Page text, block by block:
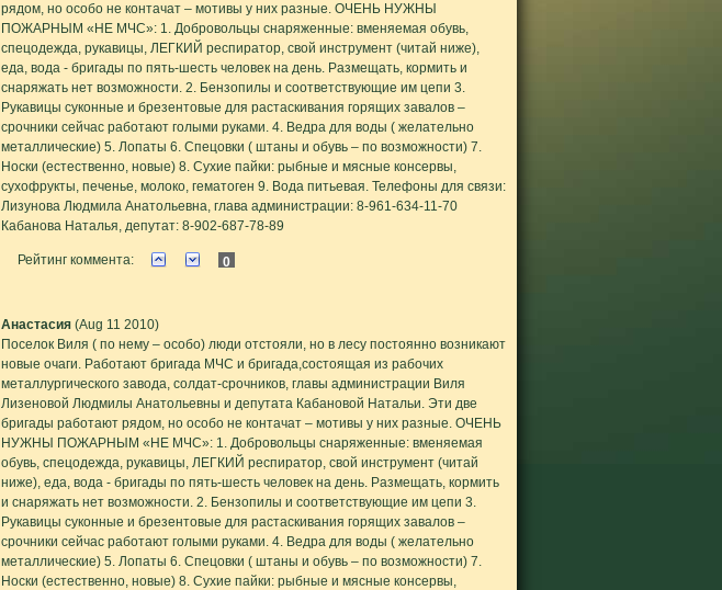
рядом, но особо не контачат – мотивы у них разные. ОЧЕНЬ НУЖНЫ
ПОЖАРНЫМ «НЕ МЧС»: 1. Добровольцы снаряженные: вменяемая обувь,
спецодежда, рукавицы, ЛЕГКИЙ респиратор, свой инструмент (читай ниже),
еда, вода - бригады по пять-шесть человек на день. Размещать, кормить и
снаряжать нет возможности. 2. Бензопилы и соответствующие им цепи 3.
Рукавицы суконные и брезентовые для растаскивания горящих завалов –
срочники сейчас работают голыми руками. 4. Ведра для воды ( желательно
металлические) 5. Лопаты 6. Спецовки ( штаны и обувь – по возможности) 7.
Носки (естественно, новые) 8. Сухие пайки: рыбные и мясные консервы,
сухофрукты, печенье, молоко, гематоген 9. Вода питьевая. Телефоны для связи:
Лизунова Людмила Анатольевна, глава администрации: 8-961-634-11-70
Кабанова Наталья, депутат: 8-902-687-78-89
Рейтинг коммента: 0
Анастасия (Aug 11 2010)
Поселок Виля ( по нему – особо) люди отстояли, но в лесу постоянно возникают
новые очаги. Работают бригада МЧС и бригада,состоящая из рабочих
металлургического завода, солдат-срочников, главы администрации Виля
Лизеновой Людмилы Анатольевны и депутата Кабановой Натальи. Эти две
бригады работают рядом, но особо не контачат – мотивы у них разные. ОЧЕНЬ
НУЖНЫ ПОЖАРНЫМ «НЕ МЧС»: 1. Добровольцы снаряженные: вменяемая
обувь, спецодежда, рукавицы, ЛЕГКИЙ респиратор, свой инструмент (читай
ниже), еда, вода - бригады по пять-шесть человек на день. Размещать, кормить
и снаряжать нет возможности. 2. Бензопилы и соответствующие им цепи 3.
Рукавицы суконные и брезентовые для растаскивания горящих завалов –
срочники сейчас работают голыми руками. 4. Ведра для воды ( желательно
металлические) 5. Лопаты 6. Спецовки ( штаны и обувь – по возможности) 7.
Носки (естественно, новые) 8. Сухие пайки: рыбные и мясные консервы,